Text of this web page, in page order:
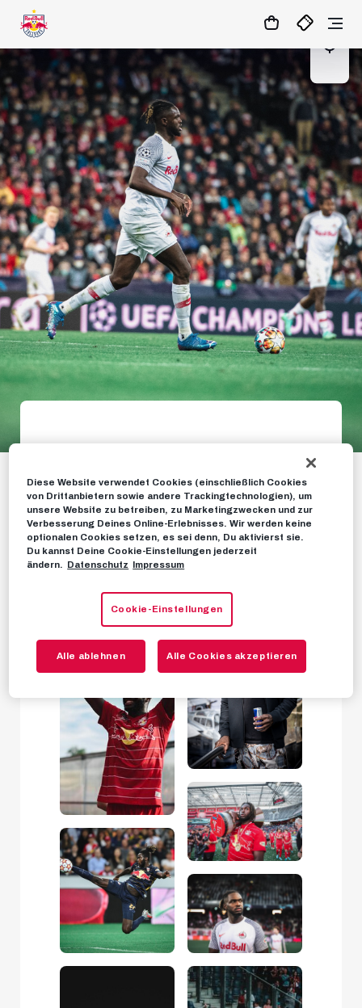
07:12 MATCHCENTER
Galerie: Oumar Solet
FOTOS 12. OKTOBER 2023
Diese Website verwendet Cookies (einschließlich Cookies
von Drittanbietern sowie andere Trackingtechnologien), um
unsere Website zu betreiben, zu Marketingzwecken und zur
Verbesserung Deines Online-Erlebnisses. Wir werden keine
optionalen Cookies setzen, es sei denn, Du aktivierst sie.
Du kannst Deine Cookie-Einstellungen jederzeit
ändern. Datenschutz Impressum
Cookie-Einstellungen
Alle ablehnen Alle Cookies akzeptieren